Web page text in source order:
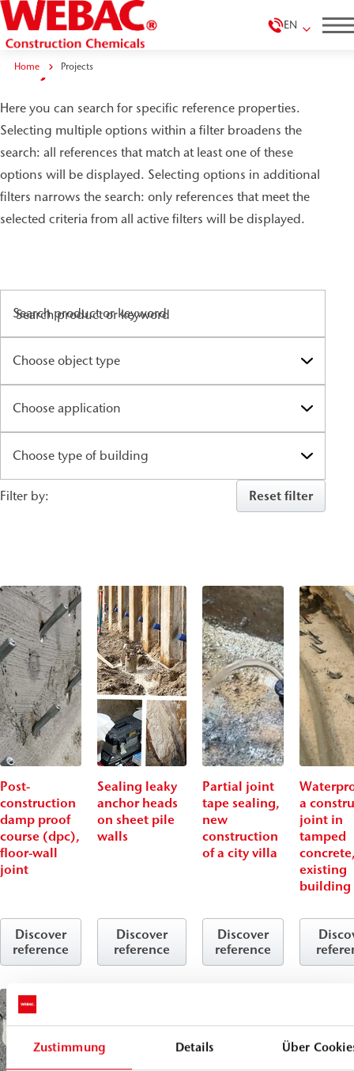
Zustimmung Details Über
EN
Home Projects
Projects
Here you can search for specific reference properties.
Selecting multiple options within a filter broadens the
search: all references that match at least one of these
options will be displayed. Selecting options in additional
filters narrows the search: only references that meet the
selected criteria from all active filters will be displayed.
Search product or keyword
Filter by: Reset filter
Post-
construction
damp proof
course (dpc),
floor-wall
joint
Discover
reference
Sealing leaky
anchor heads
on sheet pile
walls
Discover
reference
Partial joint
tape sealing,
new
construction
of a city villa
Discover
reference
a
joint in
tamped
existing
building